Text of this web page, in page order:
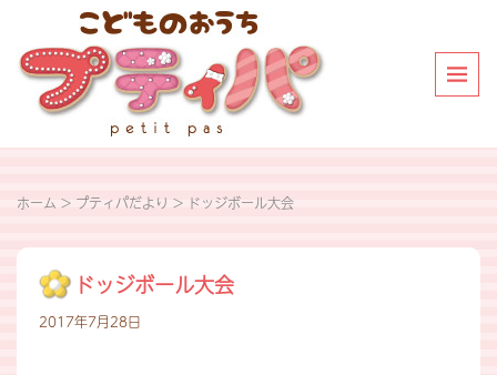
ホーム > プティパだより > ドッジボール大会
ドッジボール大会
2017年7月28日